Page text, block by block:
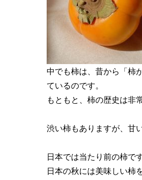
中でも柿は、昔から「柿
ているのです。
もともと、柿の歴史は非
渋い柿もありますが、甘
日本では当たり前の柿で
日本の秋には美味しい柿